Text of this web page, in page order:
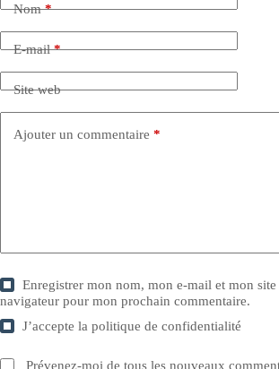
Nom*
E-mail*
Site web
Ajouter un commentaire *
Enregistrer mon nom, mon e-mail et mon site
navigateur pour mon prochain commentaire.
J’accepte lapolitique de confidentialité
Prévenez-moi de tous les nouveaux